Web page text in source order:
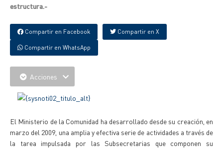
estructura.-
Compartir en Facebook Compartir en X
Compartir en WhatsApp
Acciones
El Ministerio de la Comunidad ha desarrollado desde su creación, en
marzo del 2009, una amplia y efectiva serie de actividades a través de
la tarea impulsada por las Subsecretarias que componen su